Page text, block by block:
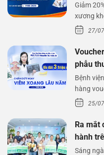
Giảm
xương
Bệnh27/
phẫu
Bệnh
hàng
xoang
25/
Ra mắt
hành
Sáng